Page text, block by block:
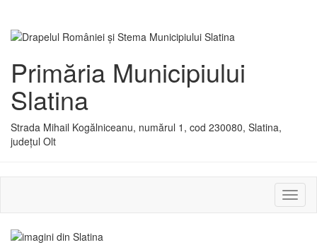
Primăria Municipiului
Slatina
Strada Mihail Kogălniceanu, numărul 1, cod 230080, Slatina,
județul Olt
sau